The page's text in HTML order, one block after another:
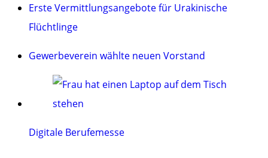
Erste Vermittlungsangebote für Urakinische
Flüchtlinge
Gewerbeverein wählte neuen Vorstand
Digitale Berufemesse